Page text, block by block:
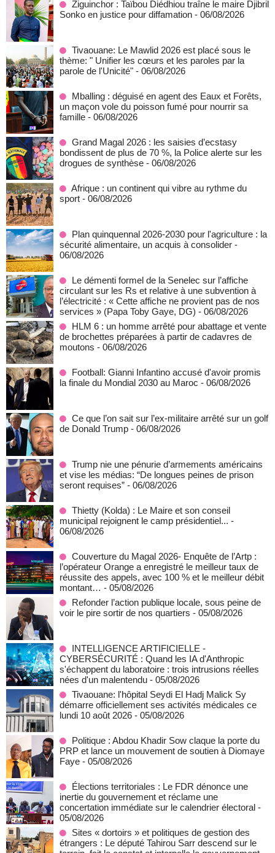
Ziguinchor : Taïbou Diédhiou traîne le maire Djibril
Sonko en justice pour diffamation - 06/08/2026
Tivaouane: Le Mawlid 2026 est placé sous le
thème: " Unifier les cœurs et les paroles par la
parole de l'Unicité" - 06/08/2026
Mballing : déguisé en agent des Eaux et Forêts,
un maçon vole du poisson fumé pour nourrir sa
famille - 06/08/2026
Grand Magal 2026 : les saisies d’ecstasy
bondissent de plus de 70 %, la Police alerte sur les
drogues de synthèse - 06/08/2026
Afrique : un continent qui vibre au rythme du
sport - 06/08/2026
Plan quinquennal 2026-2030 pour l'agriculture : la
sécurité alimentaire, un acquis à consolider -
06/08/2026
Le démenti formel de la Senelec sur l’affiche
circulant sur les Rs et relative à une subvention à
l’électricité : « Cette affiche ne provient pas de nos
services » (Papa Toby Gaye, DG) - 06/08/2026
HLM 6 : un homme arrêté pour abattage et vente
de brochettes préparées à partir de cadavres de
moutons - 06/08/2026
Football: Gianni Infantino accusé d'avoir promis
la finale du Mondial 2030 au Maroc - 06/08/2026
Ce que l’on sait sur l’ex-militaire arrêté sur un golf
de Donald Trump - 06/08/2026
Trump nie une pénurie d’armements américains
et vise les médias: “De longues peines de prison
seront requises” - 06/08/2026
‎Thietty (Kolda) : Le Maire et son conseil
municipal rejoignent le camp présidentiel... -
06/08/2026
Couverture du Magal 2026- Enquête de l’Artp :
l’opérateur Orange a enregistré le meilleur taux de
réussite des appels, avec 100 % et le meilleur débit
montant… - 05/08/2026
Refonder l’action publique locale, sous peine de
voir le pire sortir de nos quartiers - 05/08/2026
INTELLIGENCE ARTIFICIELLE -
CYBERSÉCURITÉ : Quand les IA d'Anthropic
s'échappent du laboratoire : trois intrusions réelles
nées d'un malentendu - 05/08/2026
Tivaouane: l'hôpital Seydi El Hadj Malick Sy
démarre officiellement ses activités médicales ce
lundi 10 août 2026 - 05/08/2026
Politique : Abdou Khadir Sow claque la porte du
PRP et lance un mouvement de soutien à Diomaye
Faye - 05/08/2026
Élections territoriales : Le FDR dénonce une
inertie du gouvernement et réclame une
concertation immédiate sur le calendrier électoral -
05/08/2026
Sites « dortoirs » et politiques de gestion des
étrangers : Le député Tahirou Sarr descend sur le